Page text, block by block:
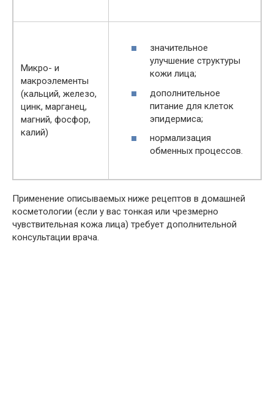
Микро- и
макроэлементы
(кальций, железо,
цинк, марганец,
магний, фосфор,
калий)
значительное
улучшение структуры
кожи лица;
дополнительное
питание для клеток
эпидермиса;
нормализация
обменных процессов.
Применение описываемых ниже рецептов в домашней
косметологии (если у вас тонкая или чрезмерно
чувствительная кожа лица) требует дополнительной
консультации врача.